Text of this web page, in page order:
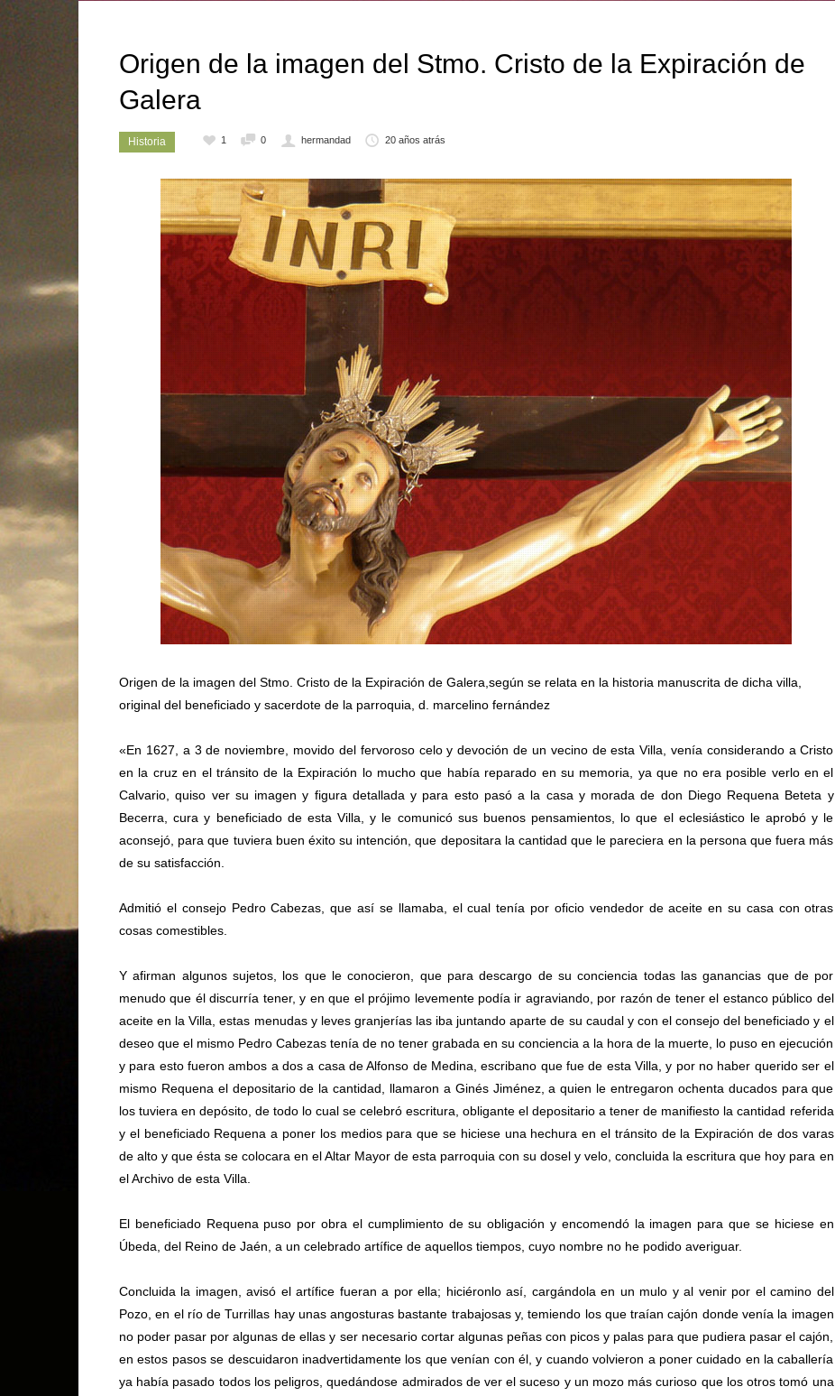
Origen de la imagen del Stmo. Cristo de la Expiración de
Galera
Historia 1 0 hermandad 20 años atrás
Origen de la imagen del Stmo. Cristo de la Expiración de Galera,según se relata en la historia manuscrita de dicha villa,
original del beneficiado y sacerdote de la parroquia, d. marcelino fernández
«En 1627, a 3 de noviembre, movido del fervoroso celo y devoción de un vecino de esta Villa, venía considerando a Cristo
en la cruz en el tránsito de la Expiración lo mucho que había reparado en su memoria, ya que no era posible verlo en el
Calvario, quiso ver su imagen y figura detallada y para esto pasó a la casa y morada de don Diego Requena Beteta y
Becerra, cura y beneficiado de esta Villa, y le comunicó sus buenos pensamientos, lo que el eclesiástico le aprobó y le
aconsejó, para que tuviera buen éxito su intención, que depositara la cantidad que le pareciera en la persona que fuera más
de su satisfacción.
Admitió el consejo Pedro Cabezas, que así se llamaba, el cual tenía por oficio vendedor de aceite en su casa con otras
cosas comestibles.
Y afirman algunos sujetos, los que le conocieron, que para descargo de su conciencia todas las ganancias que de por
menudo que él discurría tener, y en que el prójimo levemente podía ir agraviando, por razón de tener el estanco público del
aceite en la Villa, estas menudas y leves granjerías las iba juntando aparte de su caudal y con el consejo del beneficiado y el
deseo que el mismo Pedro Cabezas tenía de no tener grabada en su conciencia a la hora de la muerte, lo puso en ejecución
y para esto fueron ambos a dos a casa de Alfonso de Medina, escribano que fue de esta Villa, y por no haber querido ser el
mismo Requena el depositario de la cantidad, llamaron a Ginés Jiménez, a quien le entregaron ochenta ducados para que
los tuviera en depósito, de todo lo cual se celebró escritura, obligante el depositario a tener de manifiesto la cantidad referida
y el beneficiado Requena a poner los medios para que se hiciese una hechura en el tránsito de la Expiración de dos varas
de alto y que ésta se colocara en el Altar Mayor de esta parroquia con su dosel y velo, concluida la escritura que hoy para en
el Archivo de esta Villa.
El beneficiado Requena puso por obra el cumplimiento de su obligación y encomendó la imagen para que se hiciese en
Úbeda, del Reino de Jaén, a un celebrado artífice de aquellos tiempos, cuyo nombre no he podido averiguar.
Concluida la imagen, avisó el artífice fueran a por ella; hiciéronlo así, cargándola en un mulo y al venir por el camino del
Pozo, en el río de Turrillas hay unas angosturas bastante trabajosas y, temiendo los que traían cajón donde venía la imagen
no poder pasar por algunas de ellas y ser necesario cortar algunas peñas con picos y palas para que pudiera pasar el cajón,
en estos pasos se descuidaron inadvertidamente los que venían con él, y cuando volvieron a poner cuidado en la caballería
ya había pasado todos los peligros, quedándose admirados de ver el suceso y un mozo más curioso que los otros tomó una